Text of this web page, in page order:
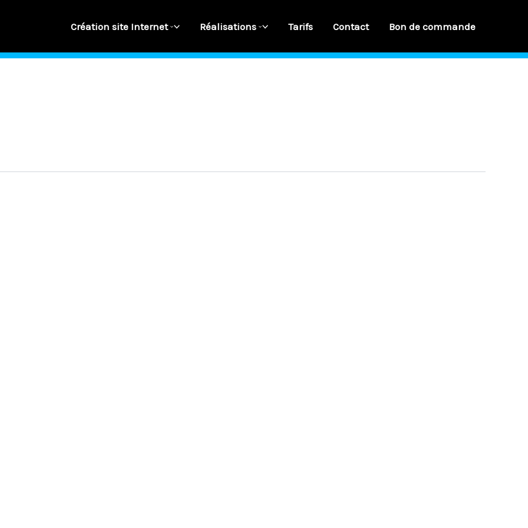
Création site Internet Réalisations Tarifs Contact Bon de commande